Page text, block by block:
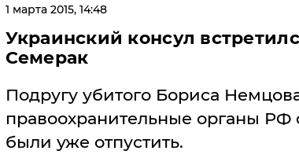
1 марта 2015, 14:48
Украинский консул
Семерак
Подругу убитого Бориса
правоохранительные органы
были уже отпустить.